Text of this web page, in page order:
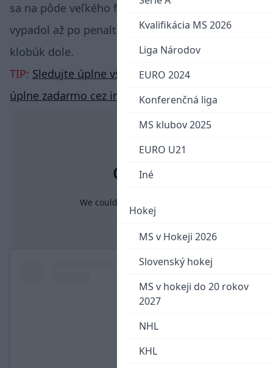
Kvalifikácia MS 2026
Liga Národov
EURO 2024
Konferenčná liga
MS klubov 2025
EURO U21
Iné
Hokej
MS v Hokeji 2026
Slovenský hokej
MS v hokeji do 20 rokov
2027
NHL
KHL
sa na pôde veľkého favorita držal až do konca a
vypadol až po penaltách. Pred ich fanúšikmi však
klobúk dole.
TIP: Sledujte úplne všetky zápasy z Bundesligy
úplne zadarmo cez internet